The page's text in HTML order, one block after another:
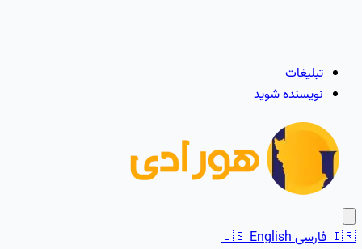
تبلیغات
نویسنده شوید
🇮🇷فارسی 🇺🇸English